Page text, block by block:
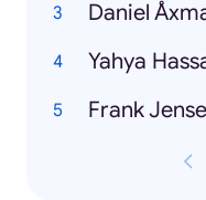
Daniel
Yahya
Frank